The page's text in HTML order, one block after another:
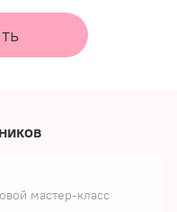
мастер-класс